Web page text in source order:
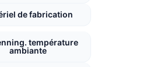
de fabrication
température
ambiante